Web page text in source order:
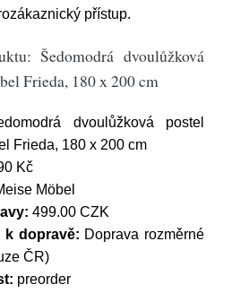
přístup.
Šedomodrá dvoulůžková
Frieda, 180 x 200 cm
dvoulůžková postel
Frieda, 180 x 200 cm
Kč
Möbel
499.00 CZK
k dopravě: Doprava rozměrné
ČR)
preorder